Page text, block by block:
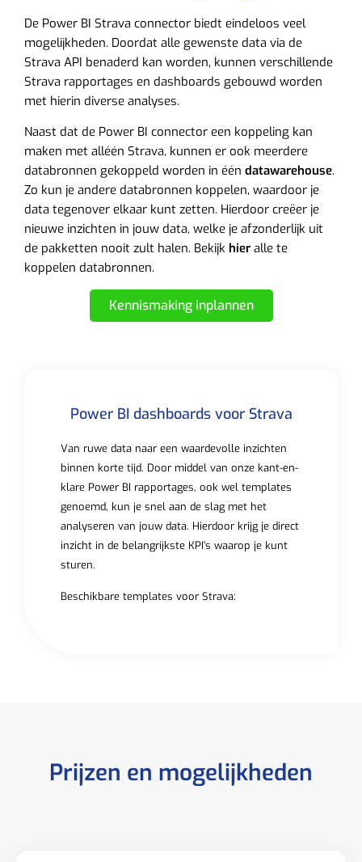
De Power BI Strava connector biedt eindeloos veel
mogelijkheden. Doordat alle gewenste data via de
Strava API benaderd kan worden, kunnen verschillende
Strava rapportages en dashboards gebouwd worden
met hierin diverse analyses.
Naast dat de Power BI connector een koppeling kan
maken met alléén Strava, kunnen er ook meerdere
databronnen gekoppeld worden in één datawarehouse.
Zo kun je andere databronnen koppelen, waardoor je
data tegenover elkaar kunt zetten. Hierdoor creëer je
nieuwe inzichten in jouw data, welke je afzonderlijk uit
de pakketten nooit zult halen. Bekijk hier alle te
koppelen databronnen.
Kennismaking inplannen
Power BI dashboards voor Strava
Van ruwe data naar een waardevolle inzichten
binnen korte tijd. Door middel van onze kant-en-
klare Power BI rapportages, ook wel templates
genoemd, kun je snel aan de slag met het
analyseren van jouw data. Hierdoor krijg je direct
inzicht in de belangrijkste KPI’s waarop je kunt
sturen.
Beschikbare templates voor Strava:
Prijzen en mogelijkheden